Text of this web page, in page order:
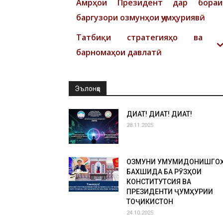
Амрҳои Президент дар бораи
баргузори озмунҳои ҷумҳуриявӣ
Татбиқи стратегияҳо ва
барномаҳои давлатӣ
Эълонҳо
ДИҚҚАТ! ДИҚҚАТ! ДИҚҚАТ!
28.11.2025
ОЗМУНИ
БАХШИДА БА РӮЗҲОИ
КОНСТИТУТСИЯ ВА
ПРЕЗИДЕНТИ ҶУМҲУРИИ
ТОҶИКИСТОН
24.10.2025